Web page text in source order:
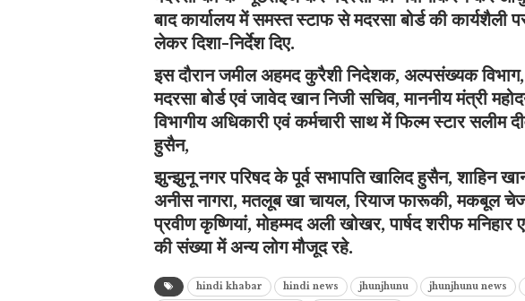
बाद कार्यालय में समस्त स्टाफ से मदरसा बोर्ड की कार्यशैली
लेकर दिशा-निर्देश दिए.
इस दौरान जमील अहमद कुरैशी निदेशक, अल्पसंख्यक
मदरसा बोर्ड एवं जावेद खान निजी सचिव, माननीय मंत्री
विभागीय अधिकारी एवं कर्मचारी साथ में फिल्म स्टार सलीम
हुसैन,
झुन्झुनू नगर परिषद के पूर्व सभापति खालिद हुसैन, शाहिन
अनीस नागरा, मतलूब खा चायल, रियाज फारूकी, मकबूल
प्रवीण कृष्णियां, मोहम्मद अली खोखर, पार्षद शरीफ
की संख्या में अन्य लोग मौजूद रहे.
hindi khabar hindi news jhunjhunu jhunjhunu news